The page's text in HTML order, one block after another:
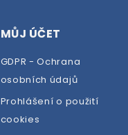
MŮJ ÚČET
GDPR - Ochrana
osobních údajů
Prohlášení o použití
cookies